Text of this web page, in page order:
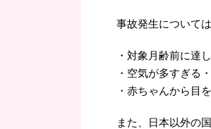
事故発生について
・対象月齢前に達
・空気が多すぎる
・赤ちゃんから目
また、日本以外の